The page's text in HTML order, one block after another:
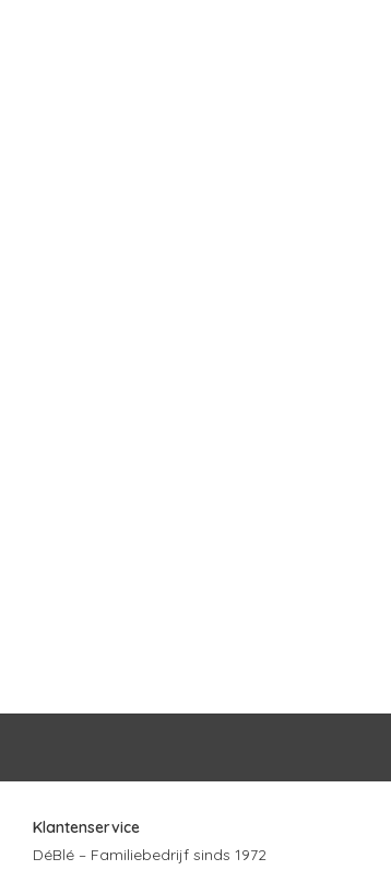
Klantenservice
DéBlé – Familiebedrijf sinds 1972